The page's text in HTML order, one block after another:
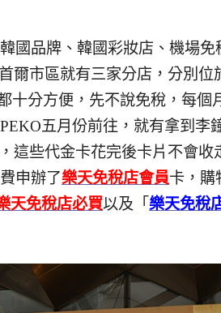
國品牌、韓國彩妝店、機場免
爾市區就有三家分店，分別位
十分方便，先不說免稅，每個
PEKO五月份前往，就有拿到李
這些代金卡花完後卡片不會收
申辦了樂天免稅店會員卡，購
天免稅店必買以及「 樂天免稅